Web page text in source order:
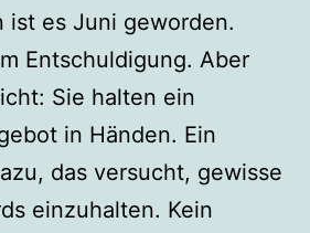
ist es Juni geworden.
Entschuldigung. Aber
Sie halten ein
in Händen. Ein
das versucht, gewisse
einzuhalten. Kein